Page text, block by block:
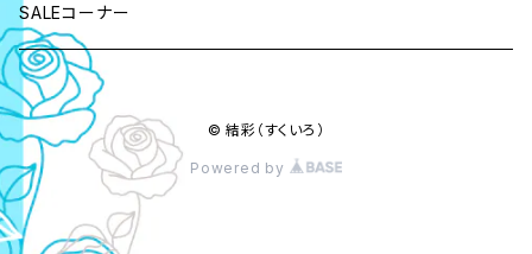
雑貨
栞・ブックマーカー
ストラップ
キーホルダー
アクセサリー
チャーム・マスクチャーム
ピアス・イヤリング
ヘアアクセサリー
バレッタ
和装小物
SALEコーナー
© 結彩（すくいろ）
Powered by